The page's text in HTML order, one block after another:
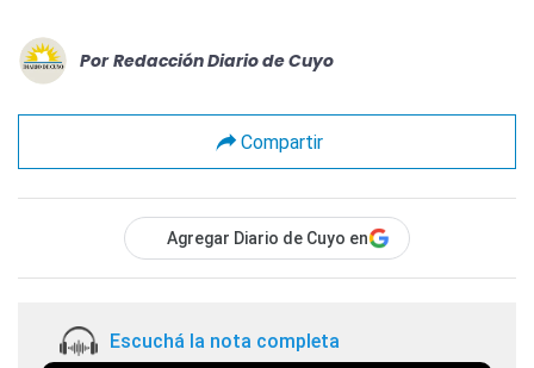
Por Redacción Diario de Cuyo
Compartir
Agregar Diario de Cuyo en
Escuchá la nota completa